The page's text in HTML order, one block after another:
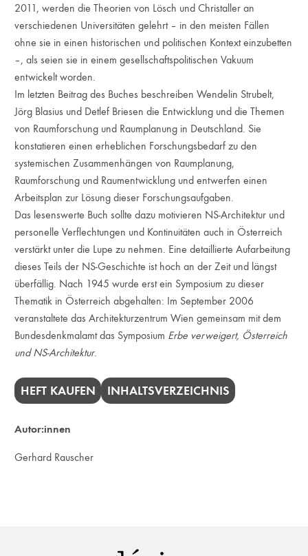
2011, werden die Theorien von Lösch und Christaller an
verschiedenen Universitäten gelehrt – in den meisten Fällen
ohne sie in einen historischen und politischen Kontext einzubetten
–, als seien sie in einem gesellschaftspolitischen Vakuum
entwickelt worden.
Im letzten Beitrag des Buches beschreiben Wendelin Strubelt,
Jörg Blasius und Detlef Briesen die Entwicklung und die Themen
von Raumforschung und Raumplanung in Deutschland. Sie
konstatieren einen erheblichen Forschungsbedarf zu den
systemischen Zusammenhängen von Raumplanung,
Raumforschung und Raumentwicklung und entwerfen einen
Arbeitsplan zur Lösung dieser Forschungsaufgaben.
Das lesenswerte Buch sollte dazu motivieren NS-Architektur und
personelle Verflechtungen und Kontinuitäten auch in Österreich
verstärkt unter die Lupe zu nehmen. Eine detaillierte Aufarbeitung
dieses Teils der NS-Geschichte ist hoch an der Zeit und längst
überfällig. Nach 1945 wurde erst ein Symposium zu dieser
Thematik in Österreich abgehalten: Im September 2006
veranstaltete das Architekturzentrum Wien gemeinsam mit dem
Bundesdenkmalamt das Symposium Erbe verweigert, Österreich
und NS-Architektur.
HEFT KAUFEN INHALTSVERZEICHNIS
Autor:innen
Gerhard Rauscher